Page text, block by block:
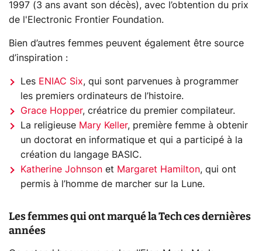
1997 (3 ans avant son décès), avec l’obtention du prix
de l'Electronic Frontier Foundation.
Bien d’autres femmes peuvent également être source
d’inspiration :
Les ENIAC Six, qui sont parvenues à programmer
les premiers ordinateurs de l’histoire.
Grace Hopper, créatrice du premier compilateur.
La religieuse Mary Keller, première femme à obtenir
un doctorat en informatique et qui a participé à la
création du langage BASIC.
Katherine Johnson et Margaret Hamilton, qui ont
permis à l’homme de marcher sur la Lune.
Les femmes qui ont marqué la Tech ces dernières
années